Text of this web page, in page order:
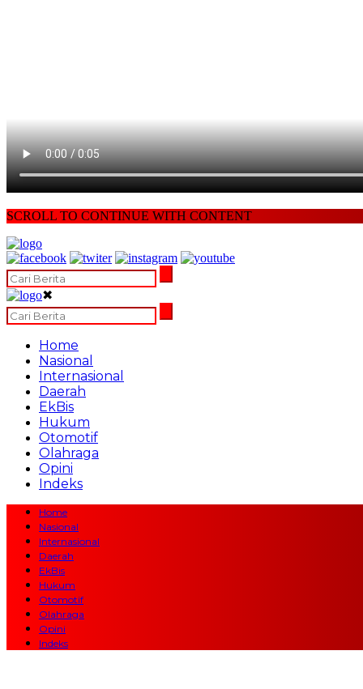
SCROLL TO CONTINUE WITH CONTENT
✖
Home
Nasional
Internasional
Daerah
EkBis
Hukum
Otomotif
Olahraga
Opini
Indeks
Home
Nasional
Internasional
Daerah
EkBis
Hukum
Otomotif
Olahraga
Opini
Indeks